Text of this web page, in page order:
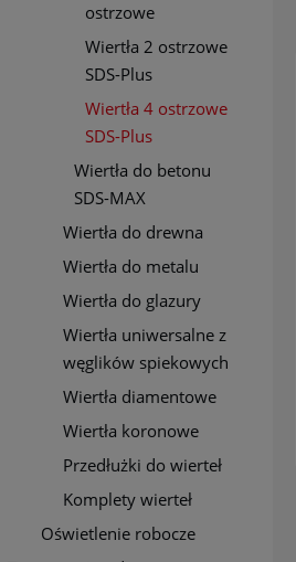
ostrzowe
Wiertła 2 ostrzowe
SDS-Plus
Wiertła 4 ostrzowe
SDS-Plus
Wiertła do betonu
SDS-MAX
Wiertła do drewna
Wiertła do metalu
Wiertła do glazury
Wiertła uniwersalne z
węglików spiekowych
Wiertła diamentowe
Wiertła koronowe
Przedłużki do wierteł
Komplety wierteł
Oświetlenie robocze
265404707 Wiertło
SDS-Plus
100/160mm